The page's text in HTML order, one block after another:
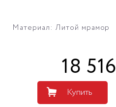
Материал: Литой мрамор
18 516
Купить